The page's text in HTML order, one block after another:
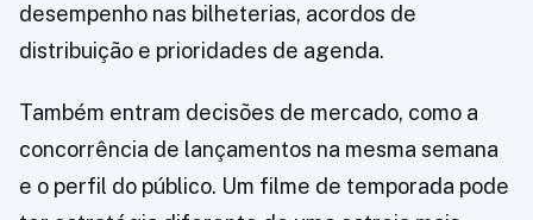
desempenho nas bilheterias, acordos de
distribuição e prioridades de agenda.
Também entram decisões de mercado, como a
concorrência de lançamentos na mesma semana
e o perfil do público. Um filme de temporada pode